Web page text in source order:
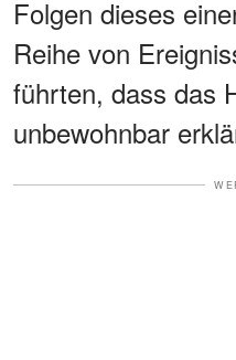
Folgen dieses
Reihe von
führten, dass das
unbewohnbar